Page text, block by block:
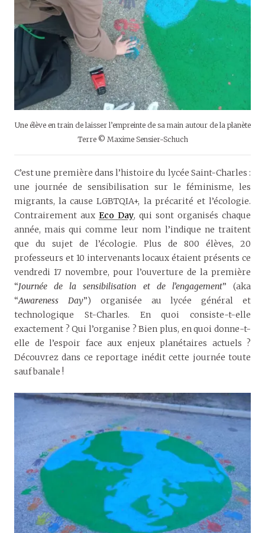
Une élève en train de laisser l’empreinte de sa main autour de la planète
Terre © Maxime Sensier-Schuch
C’est une première dans l’histoire du lycée Saint-Charles :
une journée de sensibilisation sur le féminisme, les
migrants, la cause LGBTQIA+, la précarité et l’écologie.
Contrairement aux Eco Day, qui sont organisés chaque
année, mais qui comme leur nom l’indique ne traitent
que du sujet de l’écologie. Plus de 800 élèves, 20
professeurs et 10 intervenants locaux étaient présents ce
vendredi 17 novembre, pour l’ouverture de la première
“Journée de la sensibilisation et de l’engagement” (aka
“Awareness Day”) organisée au lycée général et
technologique St-Charles. En quoi consiste-t-elle
exactement ? Qui l’organise ? Bien plus, en quoi donne-t-
elle de l’espoir face aux enjeux planétaires actuels ?
Découvrez dans ce reportage inédit cette journée toute
sauf banale !